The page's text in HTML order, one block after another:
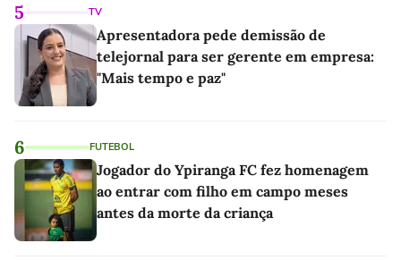
5 TV
Apresentadora pede demissão de
telejornal para ser gerente em empresa:
"Mais tempo e paz"
6 FUTEBOL
Jogador do Ypiranga FC fez homenagem
ao entrar com filho em campo meses
antes da morte da criança